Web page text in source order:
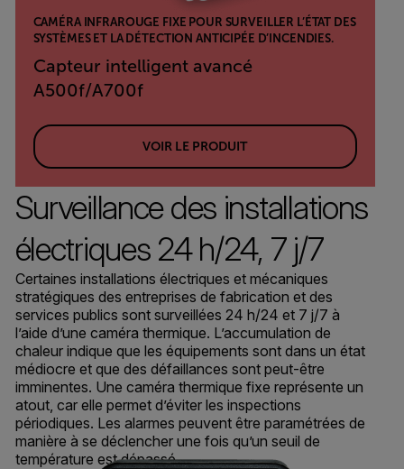
CAMÉRA INFRAROUGE FIXE POUR SURVEILLER L’ÉTAT DES
SYSTÈMES ET LA DÉTECTION ANTICIPÉE D’INCENDIES.
Capteur intelligent avancé
A500f/A700f
VOIR LE PRODUIT
Surveillance des installations
électriques 24 h/24, 7 j/7
Certaines installations électriques et mécaniques
stratégiques des entreprises de fabrication et des
services publics sont surveillées 24 h/24 et 7 j/7 à
l’aide d’une caméra thermique. L’accumulation de
chaleur indique que les équipements sont dans un état
médiocre et que des défaillances sont peut-être
imminentes. Une caméra thermique fixe représente un
atout, car elle permet d’éviter les inspections
périodiques. Les alarmes peuvent être paramétrées de
manière à se déclencher une fois qu’un seuil de
température est dépassé.